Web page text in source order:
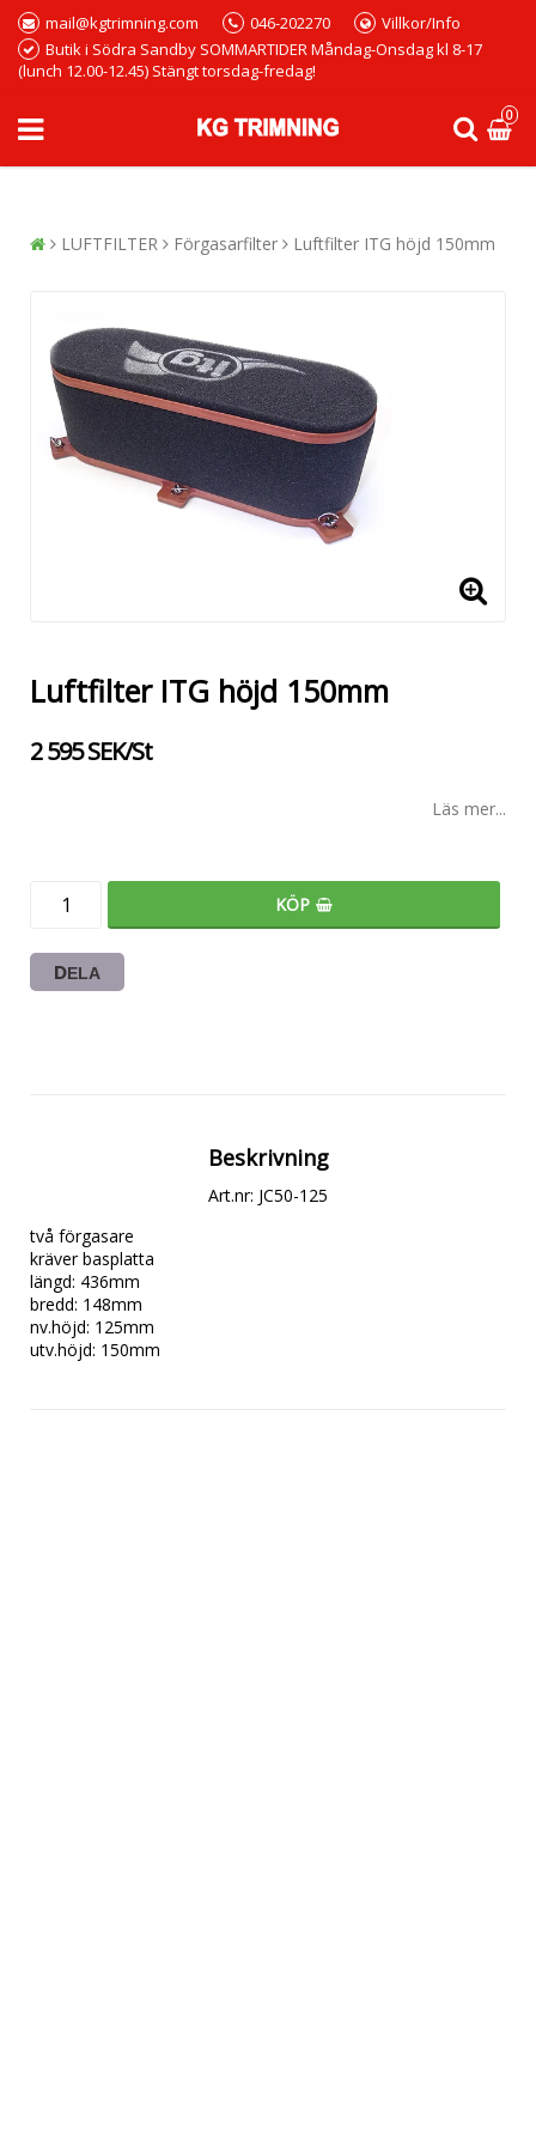
mail@kgtrimning.com 046-202270
Villkor/Info
Butik i Södra Sandby SOMMARTIDER Måndag-Onsdag kl 8-17
(lunch 12.00-12.45) Stängt torsdag-fredag!
0
LUFTFILTER Förgasarfilter Luftfilter ITG höjd 150mm
Luftfilter ITG höjd 150mm
2 595 SEK/St
Läs mer...
KÖP
DELA
Beskrivning
Art.nr: JC50-125
två förgasare
kräver basplatta
längd: 436mm
bredd: 148mm
nv.höjd: 125mm
utv.höjd: 150mm